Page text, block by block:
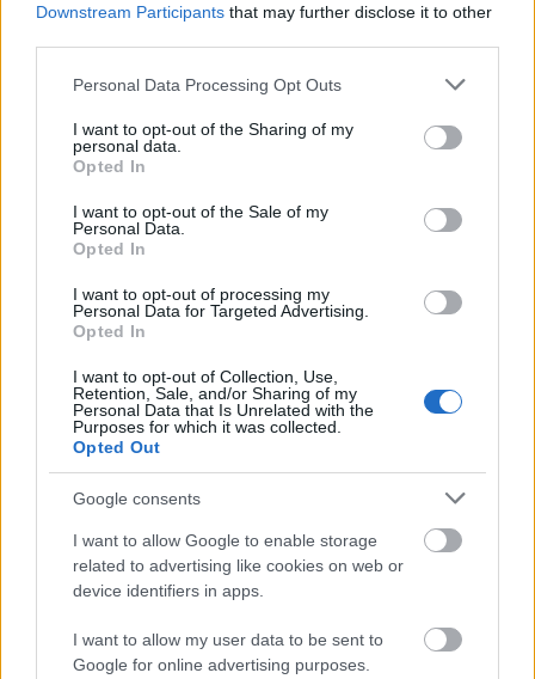
Downstream Participants that may further disclose it to other
Please note that this website/app uses one or more Google
not limited to your visit or usage behaviour. You may click to
grant or deny consent to Google and its third-party tags to
use your data for below specified purposes in below Google
consent section.
Personal Data Processing Opt Outs
I want to opt-out of the Sharing of my
personal data.
Opted In
I want to opt-out of the Sale of my
Personal Data.
Opted In
I want to opt-out of processing my
Personal Data for Targeted Advertising.
Opted In
I want to opt-out of Collection, Use,
Retention, Sale, and/or Sharing of my
Personal Data that Is Unrelated with the
Purposes for which it was collected.
Opted Out
Google consents
I want to allow Google to enable storage
related to advertising like cookies on web or
device identifiers in apps.
I want to allow my user data to be sent to
Google for online advertising purposes.
LEGFRISSEBB
Kecskeméten is szakirányú továbbképzésekkel erősít a Gál
Ferenc Egyetem
mutató szakmai felkészültség átadása, a folyamatos szakmai
fejlődés támogatása.
Országos hírek
A LAKOSSÁGRA IS FONTOS SZEREP HÁRUL A
SZÚNYOGINVÁZIÓ ELKERÜLÉSÉBEN
Országos hírek
Túlfogyasztás napja - július 30-ra felhasználta az
emberiség a Föld egész évre elegendő erőforrásait
használta fel mindazokat a természeti erőforrásokat, amelyeket
bolygónk egy év alatt képes megújítani. Ettől a naptól kezdve